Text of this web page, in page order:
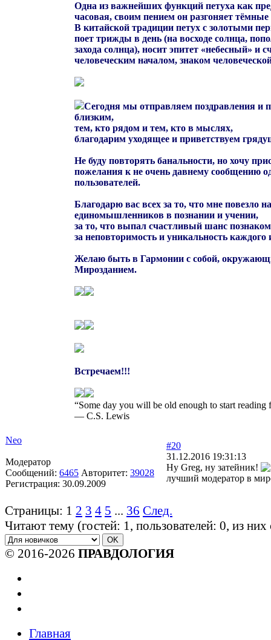
Oдна из важнейших функций петуха как
часовая, своим пением он разгоняет
В китайской традиции петух с золотыми
поет трижды в день (на восходе солнца,
захода солнца), носит эпитет «небесный» и
человеческим началом, знаком
Cегодня мы отправляем поздравления и
близким,
тем, кто рядом и тем, кто в мыслях,
благодарим уходящее и приветствуем
Не буду повторять банальности, но хочу
пожелания к не очень давнему сообщению
пользователей.
Благодарю вас всех за то, что мне повезло
единомышленников в познании и учении,
за то, что выпал счастливый шанс
за неповторимость и уникальность каждого
Желаю быть в Гармонии с собой,
Мирозданием.
Встречаем!!!
“Some day you will be old enough to start reading
― C.S. Lewis
Neo
Модератор
Сообщений: 6465 Авторитет: 39028
Регистрация: 30.09.2009
#20
31.12.2016 19:31:13
Ну Greg, ну затейник!
лучший модератор в
Страницы: 1 2 3 4 5 ... 36 След.
Читают тему (гостей: 1, пользователей: 0, из
© 2016-2026 ПРАВДОЛОГИЯ
Главная